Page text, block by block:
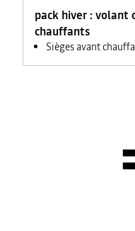
pack hiver : volant
chauffants
Sièges avant